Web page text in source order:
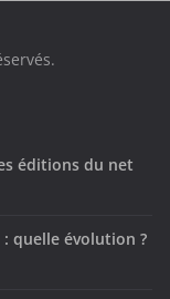
éditions du net
quelle évolution ?